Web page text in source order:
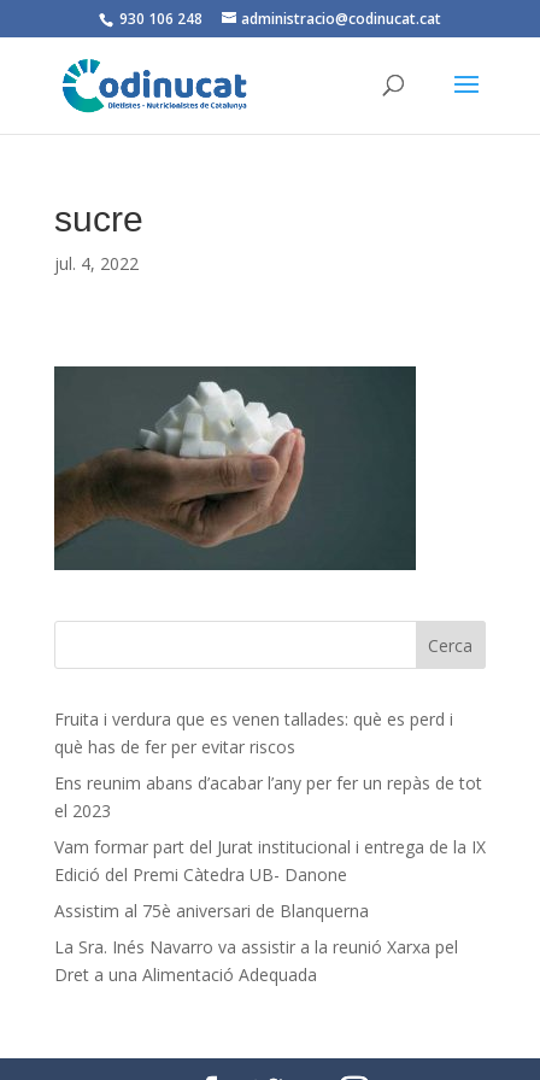
930 106 248 administracio@codinucat.cat
sucre
jul. 4, 2022
Fruita i verdura que es venen tallades: què es perd i
què has de fer per evitar riscos
Ens reunim abans d’acabar l’any per fer un repàs de tot
el 2023
Vam formar part del Jurat institucional i entrega de la IX
Edició del Premi Càtedra UB- Danone
Assistim al 75è aniversari de Blanquerna
La Sra. Inés Navarro va assistir a la reunió Xarxa pel
Dret a una Alimentació Adequada